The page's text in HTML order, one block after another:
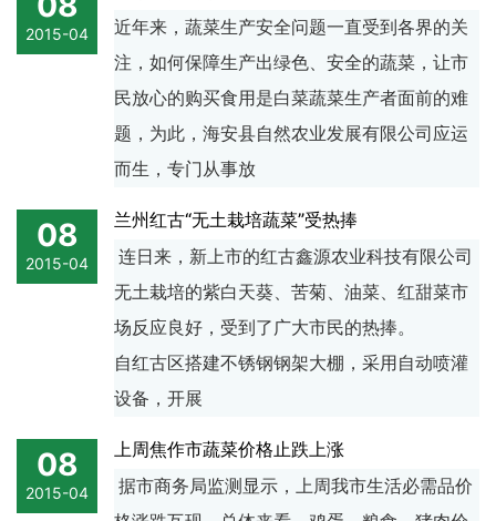
2015-04
近年来，蔬菜生产安全问题一直受到各界的关
注，如何保障生产出绿色、安全的蔬菜，让市
民放心的购买食用是白菜蔬菜生产者面前的难
题，为此，海安县自然农业发展有限公司应运
而生，专门从事放
08
2015-04
兰州红古“无土栽培蔬菜”受热捧
连日来，新上市的红古鑫源农业科技有限公司
无土栽培的紫白天葵、苦菊、油菜、红甜菜市
场反应良好，受到了广大市民的热捧。
自红古区搭建不锈钢钢架大棚，采用自动喷灌
设备，开展
08
2015-04
上周焦作市蔬菜价格止跌上涨
据市商务局监测显示，上周我市生活必需品价